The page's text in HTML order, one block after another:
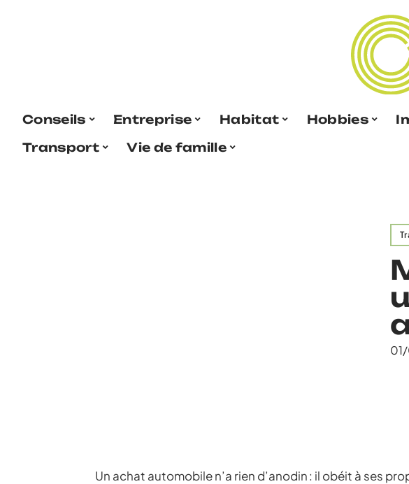
Conseils Entreprise Habitat Hobbies
Transport
Vie de famille
Un achat automobile n’a rien d’anodin : il obéit à ses